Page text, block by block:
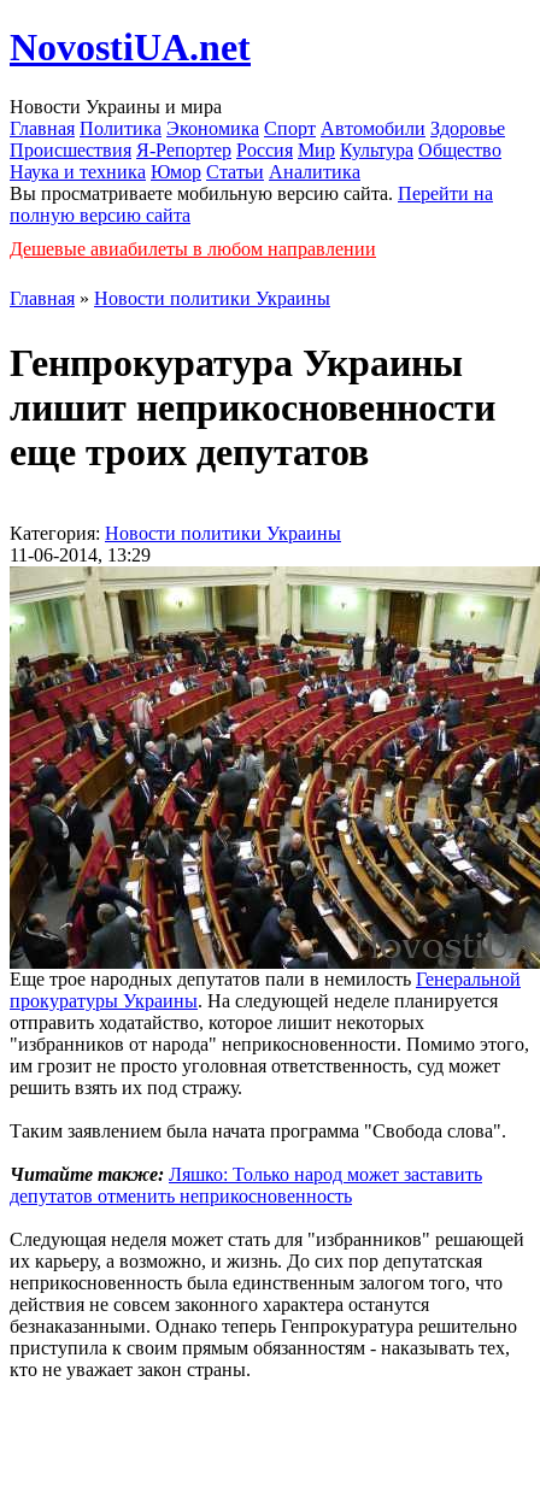
NovostiUA.net
Новости Украины и мира
Главная Политика Экономика Спорт Автомобили Здоровье
Происшествия Я-Репортер Россия Мир Культура Общество
Наука и техника Юмор Статьи Аналитика
Вы просматриваете мобильную версию сайта. Перейти на
полную версию сайта
Дешевые авиабилеты в любом направлении
Главная » Новости политики Украины
Генпрокуратура Украины
лишит неприкосновенности
еще троих депутатов
Категория: Новости политики Украины
11-06-2014, 13:29
Еще трое народных депутатов пали в немилость Генеральной
прокуратуры Украины. На следующей неделе планируется
отправить ходатайство, которое лишит некоторых
"избранников от народа" неприкосновенности. Помимо этого,
им грозит не просто уголовная ответственность, суд может
решить взять их под стражу.
Таким заявлением была начата программа "Свобода слова".
Читайте также: Ляшко: Только народ может заставить
депутатов отменить неприкосновенность
Следующая неделя может стать для "избранников" решающей
их карьеру, а возможно, и жизнь. До сих пор депутатская
неприкосновенность была единственным залогом того, что
действия не совсем законного характера останутся
безнаказанными. Однако теперь Генпрокуратура решительно
приступила к своим прямым обязанностям - наказывать тех,
кто не уважает закон страны.